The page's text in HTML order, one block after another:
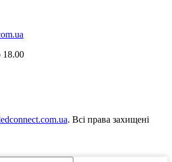
18.00
. Всі права захищені